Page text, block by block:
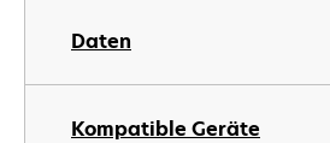
Daten
Kompatible Geräte